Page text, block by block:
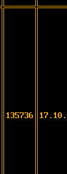
135736